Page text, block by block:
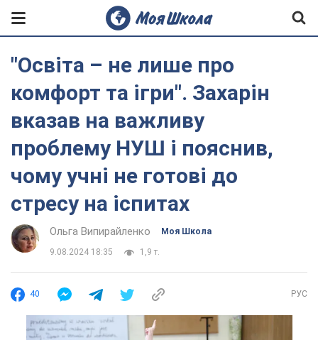
"Освіта – не лише про
комфорт та ігри". Захарін
вказав на важливу
проблему НУШ і пояснив,
чому учні не готові до
стресу на іспитах
Ольга Випирайленко Моя Школа
9.08.2024 18:35 1,9 т.
40 РУС